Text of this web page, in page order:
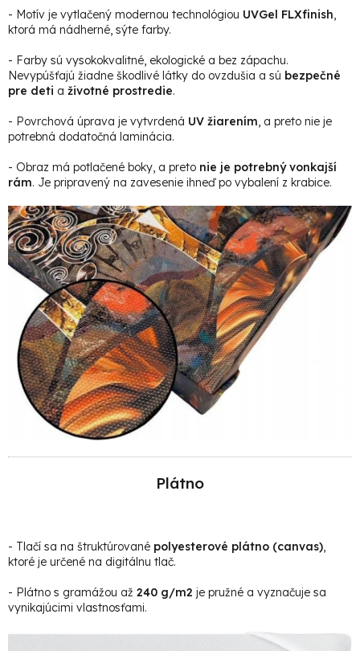
- Motív je vytlačený modernou technológiou UVGel FLXfinish,
ktorá má nádherné, sýte farby.
- Farby sú vysokokvalitné, ekologické a bez zápachu.
Nevypúšťajú žiadne škodlivé látky do ovzdušia a sú bezpečné
pre deti a životné prostredie.
- Povrchová úprava je vytvrdená UV žiarením, a preto nie je
potrebná dodatočná laminácia.
- Obraz má potlačené boky, a preto nie je potrebný vonkajší
rám. Je pripravený na zavesenie ihneď po vybalení z krabice.
Plátno
- Tlačí sa na štruktúrované polyesterové plátno (canvas),
ktoré je určené na digitálnu tlač.
- Plátno s gramážou až 240 g/m2 je pružné a vyznačuje sa
vynikajúcimi vlastnosťami.